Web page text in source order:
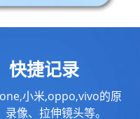
快捷记录
小米,oppo,vivo的原
像、拉伸镜头等。